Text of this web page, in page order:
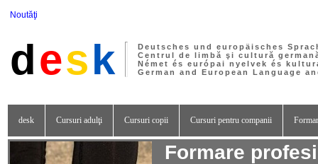
Noutăţi
desk
Deutsches und europäisches
Centrul de limbă şi cultură
Német és európai nyelvek és
German and European Language
desk Cursuri adulţi Cursuri copii Cursuri pentru companii
Formare